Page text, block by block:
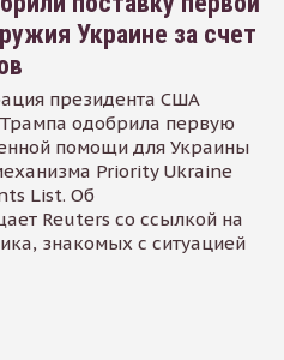
Украине за счет
президента США
одобрила первую
помощи для Украины
Priority Ukraine
List. Об
Reuters со ссылкой на
знакомых с ситуацией